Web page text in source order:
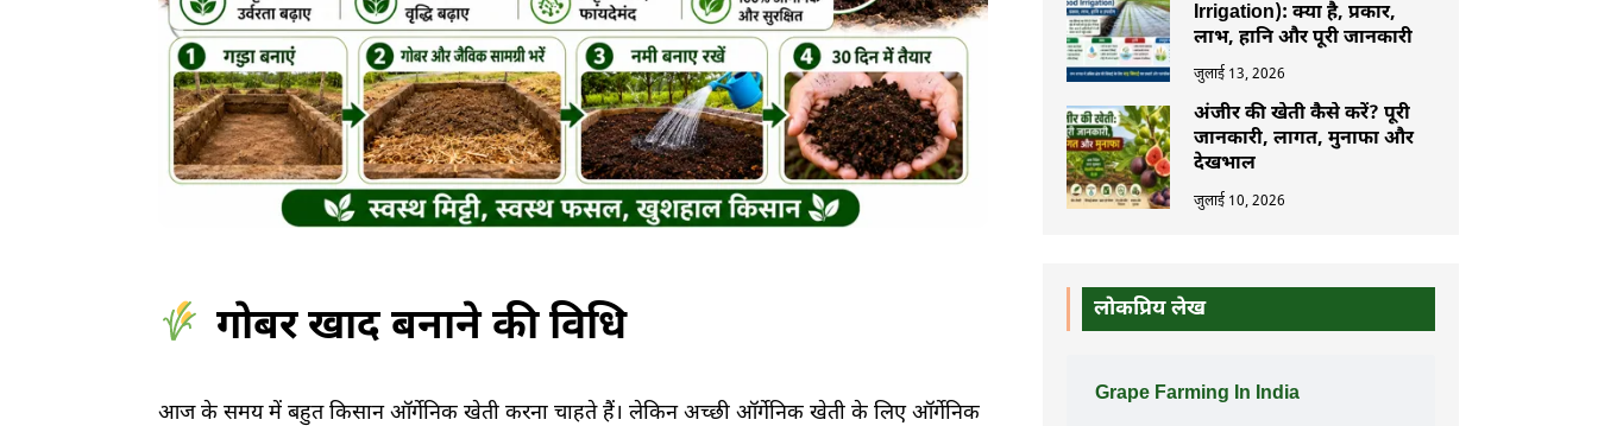
गोबर खाद बनाने की विधि
आज के समय में बहुत किसान ऑर्गेनिक खेती करना चाहते हैं। लेकिन अच्छी ऑर्गेनिक खेती के लिए ऑर्गेनिक
Irrigation): क्या है, प्रकार,
लाभ, हानि और पूरी जानकारी
जुलाई 13, 2026
अंजीर की खेती कैसे करें? पूरी
जानकारी, लागत, मुनाफा और
देखभाल
जुलाई 10, 2026
लोकप्रिय लेख
Grape Farming In India